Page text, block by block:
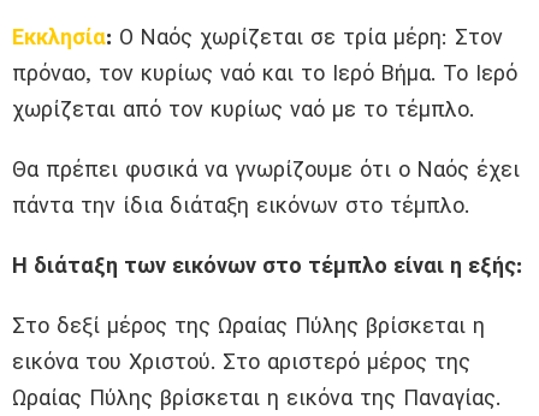
Εκκλησία: Ο Ναός χωρίζεται σε τρία μέρη: Στον
πρόναο, τον κυρίως ναό και το Ιερό Βήμα. Το Ιερό
χωρίζεται από τον κυρίως ναό με το τέμπλο.
Θα πρέπει φυσικά να γνωρίζουμε ότι ο Ναός έχει
πάντα την ίδια διάταξη εικόνων στο τέμπλο.
Η διάταξη των εικόνων στο τέμπλο είναι η εξής:
Στο δεξί μέρος της Ωραίας Πύλης βρίσκεται η
εικόνα του Χριστού. Στο αριστερό μέρος της
Ωραίας Πύλης βρίσκεται η εικόνα της Παναγίας.